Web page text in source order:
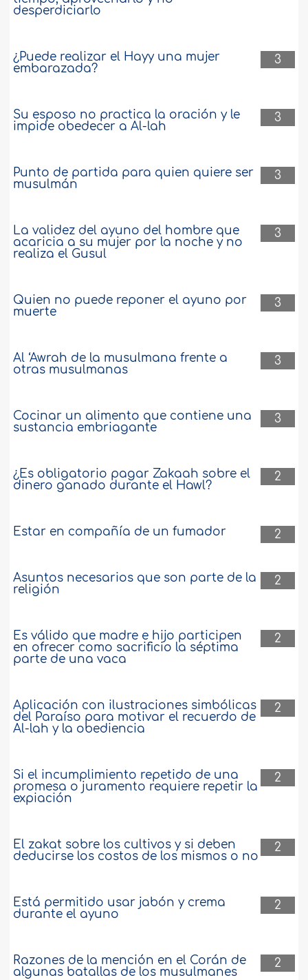
desperdiciarlo
3
¿Puede realizar el Hayy una mujer
embarazada?
3
Su esposo no practica la oración y le
impide obedecer a Al-lah
3
Punto de partida para quien quiere ser
musulmán
3
La validez del ayuno del hombre que
acaricia a su mujer por la noche y no
realiza el Gusul
3
Quien no puede reponer el ayuno por
muerte
3
Al ‘Awrah de la musulmana frente a
otras musulmanas
3
Cocinar un alimento que contiene una
sustancia embriagante
2
¿Es obligatorio pagar Zakaah sobre el
dinero ganado durante el Hawl?
2
Estar en compañía de un fumador
2
Asuntos necesarios que son parte de la
religión
2
Es válido que madre e hijo participen
en ofrecer como sacrificio la séptima
parte de una vaca
2
Aplicación con ilustraciones simbólicas
del Paraíso para motivar el recuerdo de
Al-lah y la obediencia
2
Si el incumplimiento repetido de una
promesa o juramento requiere repetir la
expiación
2
El zakat sobre los cultivos y si deben
deducirse los costos de los mismos o no
2
Está permitido usar jabón y crema
durante el ayuno
2
Razones de la mención en el Corán de
algunas batallas de los musulmanes